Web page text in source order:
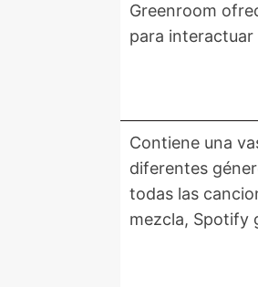
Greenroom
para
Contiene una
diferentes
todas las
mezcla, Spotify